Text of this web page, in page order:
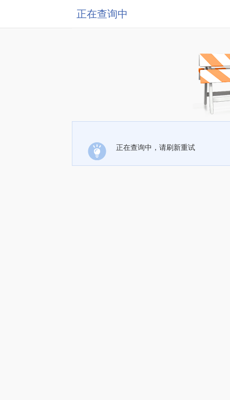
正在查询中
正在查询中，请刷新重试